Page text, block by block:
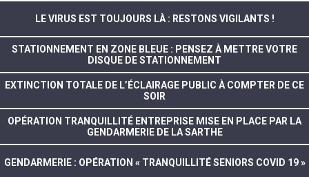
LE VIRUS EST TOUJOURS LÀ : RESTONS VIGILANTS !
STATIONNEMENT EN ZONE BLEUE : PENSEZ À METTRE VOTRE
DISQUE DE STATIONNEMENT
EXTINCTION TOTALE DE L’ÉCLAIRAGE PUBLIC À COMPTER DE CE
SOIR
OPÉRATION TRANQUILLITÉ ENTREPRISE MISE EN PLACE PAR LA
GENDARMERIE DE LA SARTHE
GENDARMERIE : OPÉRATION « TRANQUILLITÉ SENIORS COVID 19 »